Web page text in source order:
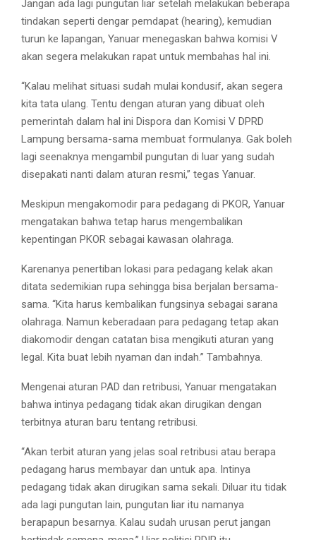
Jangan ada lagi pungutan liar setelah melakukan beberapa
tindakan seperti dengar pemdapat (hearing), kemudian
turun ke lapangan, Yanuar menegaskan bahwa komisi V
akan segera melakukan rapat untuk membahas hal ini.
“Kalau melihat situasi sudah mulai kondusif, akan segera
kita tata ulang. Tentu dengan aturan yang dibuat oleh
pemerintah dalam hal ini Dispora dan Komisi V DPRD
Lampung bersama-sama membuat formulanya. Gak boleh
lagi seenaknya mengambil pungutan di luar yang sudah
disepakati nanti dalam aturan resmi,” tegas Yanuar.
Meskipun mengakomodir para pedagang di PKOR, Yanuar
mengatakan bahwa tetap harus mengembalikan
kepentingan PKOR sebagai kawasan olahraga.
Karenanya penertiban lokasi para pedagang kelak akan
ditata sedemikian rupa sehingga bisa berjalan bersama-
sama. “Kita harus kembalikan fungsinya sebagai sarana
olahraga. Namun keberadaan para pedagang tetap akan
diakomodir dengan catatan bisa mengikuti aturan yang
legal. Kita buat lebih nyaman dan indah.” Tambahnya.
Mengenai aturan PAD dan retribusi, Yanuar mengatakan
bahwa intinya pedagang tidak akan dirugikan dengan
terbitnya aturan baru tentang retribusi.
“Akan terbit aturan yang jelas soal retribusi atau berapa
pedagang harus membayar dan untuk apa. Intinya
pedagang tidak akan dirugikan sama sekali. Diluar itu tidak
ada lagi pungutan lain, pungutan liar itu namanya
berapapun besarnya. Kalau sudah urusan perut jangan